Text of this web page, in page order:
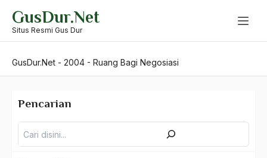
content
GusDur.Net
Situs Resmi Gus Dur
GusDur.Net - 2004 - Ruang Bagi Negosiasi
Pencarian